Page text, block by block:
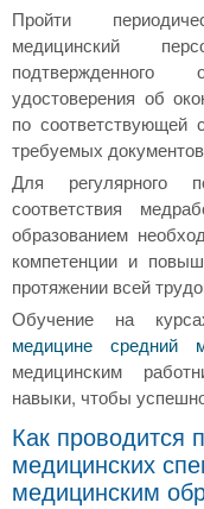
Пройти
медицинский
удостоверения об
по соответствующей
требуемых
Для регулярного
соответствия
образованием
компетенции и
протяжении всей
Обучение на
медицине средний
медицинским
навыки, чтобы
Как проводится
медицинских
медицинским